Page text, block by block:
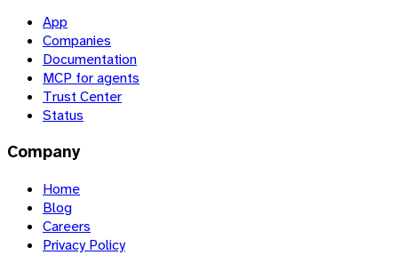
App
Companies
Documentation
MCP for agents
Trust Center
Status
Company
Home
Blog
Careers
Privacy Policy